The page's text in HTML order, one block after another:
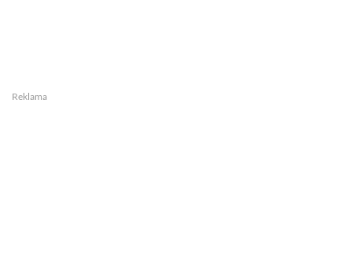
Reklama